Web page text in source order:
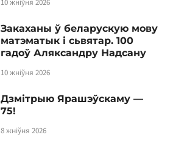
10 жніўня 2026
Закаханы ў беларускую мову
матэматык і сьвятар. 100
гадоў Аляксандру Надсану
10 жніўня 2026
Дзмітрыю Ярашэўскаму —
75!
8 жніўня 2026